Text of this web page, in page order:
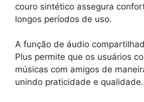
couro sintético assegura
longos períodos de uso.
A função de áudio
Plus permite que os usuários
músicas com amigos de
unindo praticidade e qualidade.